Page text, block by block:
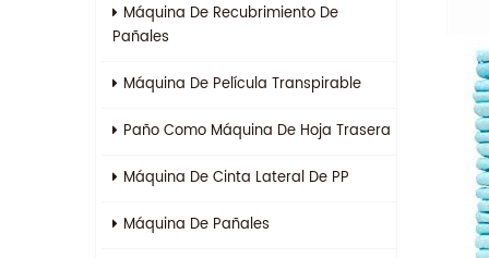
Máquina De Recubrimiento De
Pañales
Máquina De Película Transpirable
Paño Como Máquina De Hoja Trasera
Máquina De Cinta Lateral De PP
Máquina De Pañales